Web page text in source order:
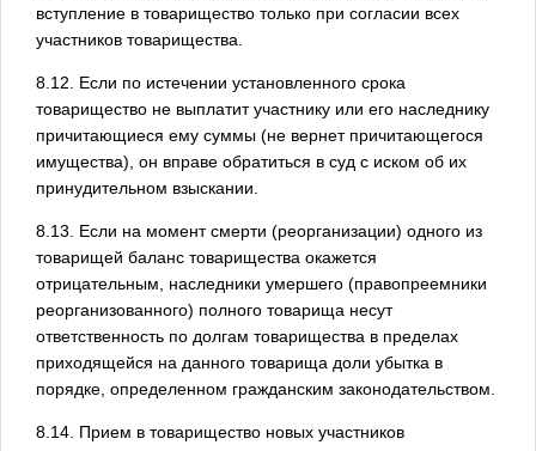
вступление в товарищество только при согласии всех
участников товарищества.
8.12. Если по истечении установленного срока
товарищество не выплатит участнику или его наследнику
причитающиеся ему суммы (не вернет причитающегося
имущества), он вправе обратиться в суд с иском об их
принудительном взыскании.
8.13. Если на момент смерти (реорганизации) одного из
товарищей баланс товарищества окажется
отрицательным, наследники умершего (правопреемники
реорганизованного) полного товарища несут
ответственность по долгам товарищества в пределах
приходящейся на данного товарища доли убытка в
порядке, определенном гражданским законодательством.
8.14. Прием в товарищество новых участников